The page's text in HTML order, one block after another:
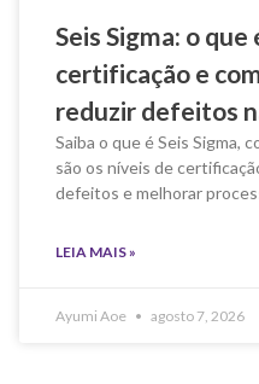
Seis Sigma: o que
certificação e
reduzir defeitos
Saiba o que é Seis Sigma,
são os níveis de
defeitos e melhorar
LEIA MAIS »
Ayumi Aoe agosto 7, 2026